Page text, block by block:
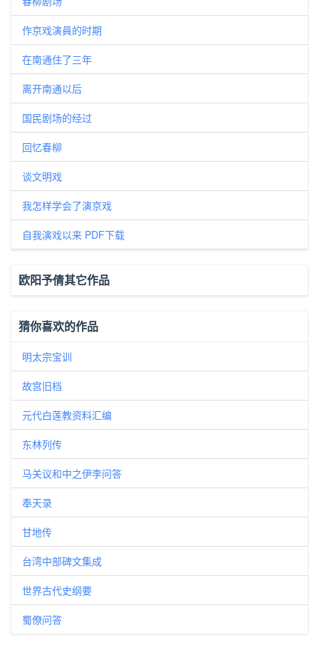
作京戏演員的时期
在南通住了三年
离开南通以后
国民剧场的经过
回忆春柳
谈文明戏
我怎样学会了演京戏
自我演戏以来 PDF下载
欧阳予倩其它作品
猜你喜欢的作品
明太宗宝训
故宫旧档
元代白莲教资料汇编
东林列传
马关议和中之伊李问答
奉天录
甘地传
台湾中部碑文集成
世界古代史纲要
蜀僚问答